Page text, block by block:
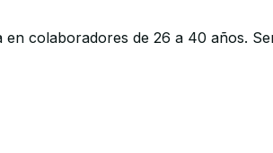
colaboradores de 26 a 40 años.